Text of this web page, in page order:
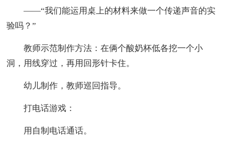
——“我们能运用桌上的材料来做一个传递声音的实
验吗？”
教师示范制作方法：在俩个酸奶杯低各挖一个小
洞，用线穿过，再用回形针卡住。
幼儿制作，教师巡回指导。
打电话游戏：
用自制电话通话。